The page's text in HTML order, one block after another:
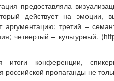
предоставляла
действует на эмоции,
аргументацию; третий –
четвертый – культурный.
итоги конференции,
российской пропаганды не